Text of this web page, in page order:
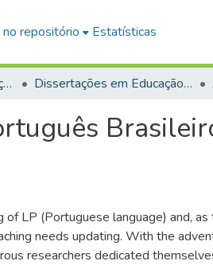
repositório Estatísticas
Programa de Pós-Graduação em Educação (PPGE) Dissertações em Educação (Mestrado)
of LP (Portuguese language) and,
needs updating. With the
researchers dedicated